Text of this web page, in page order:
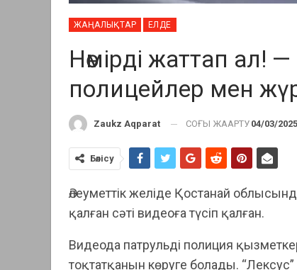
ЖАҢАЛЫҚТАР ЕЛДЕ
Нөмірді жаттап ал!
полицейлер мен
Zaukz Aqparat СОҢҒЫ ЖАҢАРТУ 04/03/2025
Бөлісу
Әлеуметтік желіде Қостанай
қалған сәті видеоға түсіп қалған.
Видеода патрульді полиция
тоқтатқанын көруге болады.